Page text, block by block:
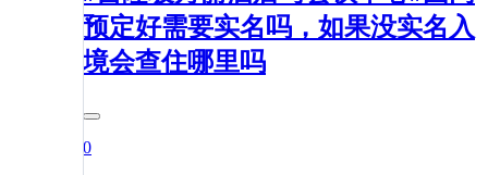
预定好需要实名吗，如果没实名入
境会查住哪里吗
0